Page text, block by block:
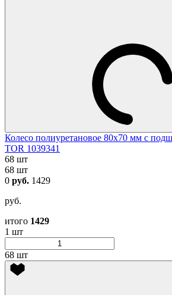
Колесо полиуретановое 80х70 мм с
TOR 1039341
68 шт
68 шт
0 руб. 1429
руб.
итого 1429
1 шт
68 шт